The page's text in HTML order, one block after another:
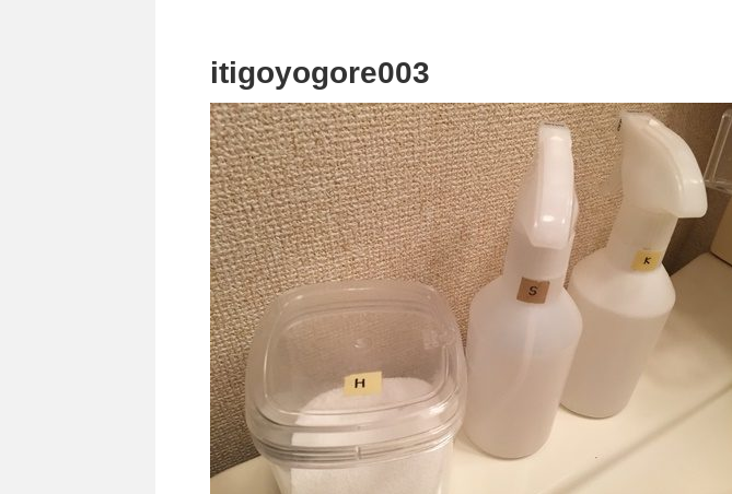
itigoyogore003